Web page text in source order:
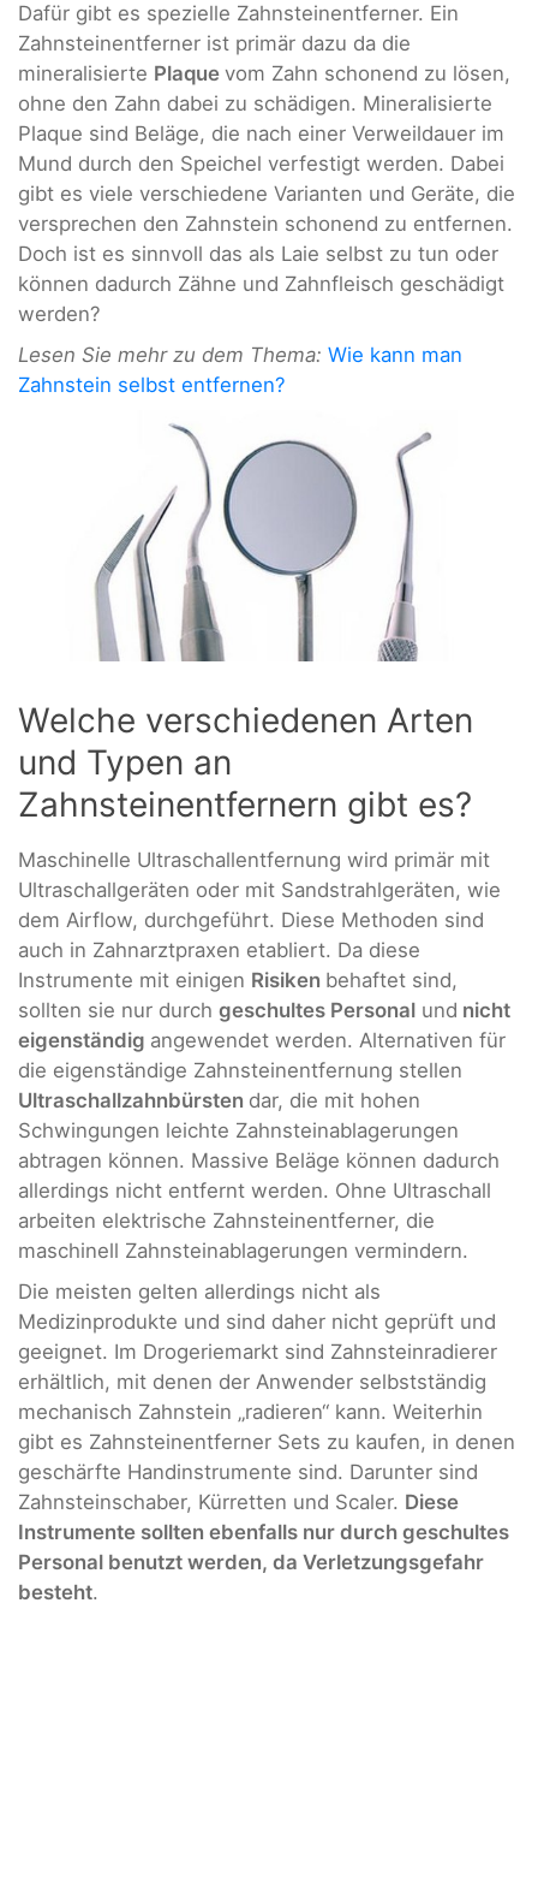
Dafür gibt es spezielle Zahnsteinentferner. Ein
Zahnsteinentferner ist primär dazu da die
mineralisierte Plaque vom Zahn schonend zu lösen,
ohne den Zahn dabei zu schädigen. Mineralisierte
Plaque sind Beläge, die nach einer Verweildauer im
Mund durch den Speichel verfestigt werden. Dabei
gibt es viele verschiedene Varianten und Geräte, die
versprechen den Zahnstein schonend zu entfernen.
Doch ist es sinnvoll das als Laie selbst zu tun oder
können dadurch Zähne und Zahnfleisch geschädigt
werden?
Lesen Sie mehr zu dem Thema: Wie kann man
Zahnstein selbst entfernen?
Welche verschiedenen Arten
und Typen an
Zahnsteinentfernern gibt es?
Maschinelle Ultraschallentfernung wird primär mit
Ultraschallgeräten oder mit Sandstrahlgeräten, wie
dem Airflow, durchgeführt. Diese Methoden sind
auch in Zahnarztpraxen etabliert. Da diese
Instrumente mit einigen Risiken behaftet sind,
sollten sie nur durch geschultes Personal und nicht
eigenständig angewendet werden. Alternativen für
die eigenständige Zahnsteinentfernung stellen
Ultraschallzahnbürsten dar, die mit hohen
Schwingungen leichte Zahnsteinablagerungen
abtragen können. Massive Beläge können dadurch
allerdings nicht entfernt werden. Ohne Ultraschall
arbeiten elektrische Zahnsteinentferner, die
maschinell Zahnsteinablagerungen vermindern.
Die meisten gelten allerdings nicht als
Medizinprodukte und sind daher nicht geprüft und
geeignet. Im Drogeriemarkt sind Zahnsteinradierer
erhältlich, mit denen der Anwender selbstständig
mechanisch Zahnstein „radieren“ kann. Weiterhin
gibt es Zahnsteinentferner Sets zu kaufen, in denen
geschärfte Handinstrumente sind. Darunter sind
Zahnsteinschaber, Kürretten und Scaler. Diese
Instrumente sollten ebenfalls nur durch geschultes
Personal benutzt werden, da Verletzungsgefahr
besteht.